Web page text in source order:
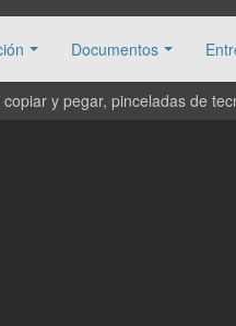
Documentos
y pegar, pinceladas de